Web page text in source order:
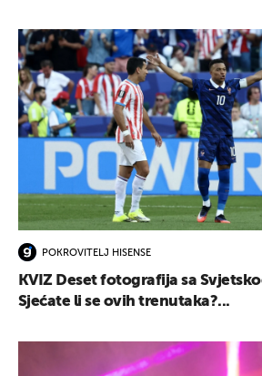
POKROVITELJ HISENSE
KVIZ Deset fotografija sa
Sjećate li se ovih trenutaka?...